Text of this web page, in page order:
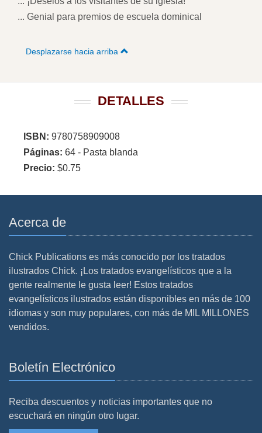
... Genial para premios de escuela dominical
Desplazarse hacia arriba
DETALLES
ISBN: 9780758909008
Páginas: 64 - Pasta blanda
Precio: $0.75
Acerca de
Chick Publications es más conocido por los tratados
ilustrados Chick. ¡Los tratados evangelísticos que a la
gente realmente le gusta leer! Estos tratados
evangelísticos ilustrados están disponibles en más de 100
idiomas y son muy populares, con más de MIL MILLONES
vendidos.
Boletín Electrónico
Reciba descuentos y noticias importantes que no
escuchará en ningún otro lugar.